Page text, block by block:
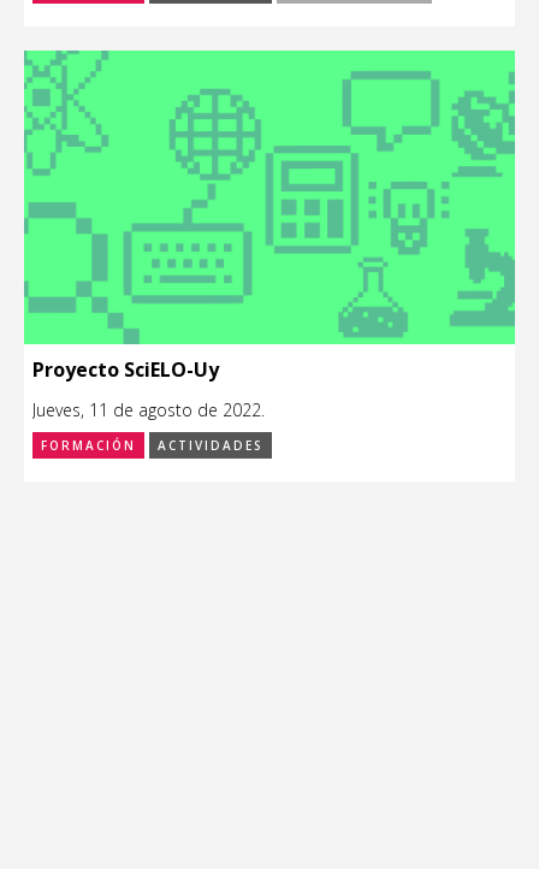
Proyecto SciELO-Uy
Jueves, 11 de agosto de 2022.
FORMACIÓN ACTIVIDADES